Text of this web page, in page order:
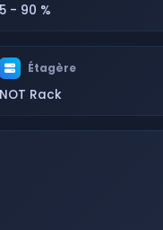
5 - 90 %
Étagère
NOT Rack